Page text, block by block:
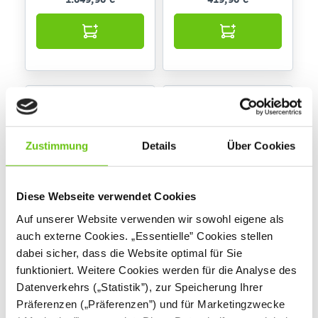
Zustimmung Details Über Cookies
Diese Webseite verwendet Cookies
Auf unserer Website verwenden wir sowohl eigene als
auch externe Cookies. „Essentielle” Cookies stellen
dabei sicher, dass die Website optimal für Sie
funktioniert. Weitere Cookies werden für die Analyse des
Datenverkehrs („Statistik”), zur Speicherung Ihrer
Präferenzen („Präferenzen”) und für Marketingzwecke
Sofa Relax
1.149,90 €
Sitz Relax,
quadratisch
419,90 €